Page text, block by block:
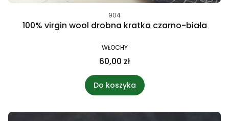
904
100% virgin wool drobna kratka czarno-biała
WŁOCHY
60,00 zł
Do koszyka